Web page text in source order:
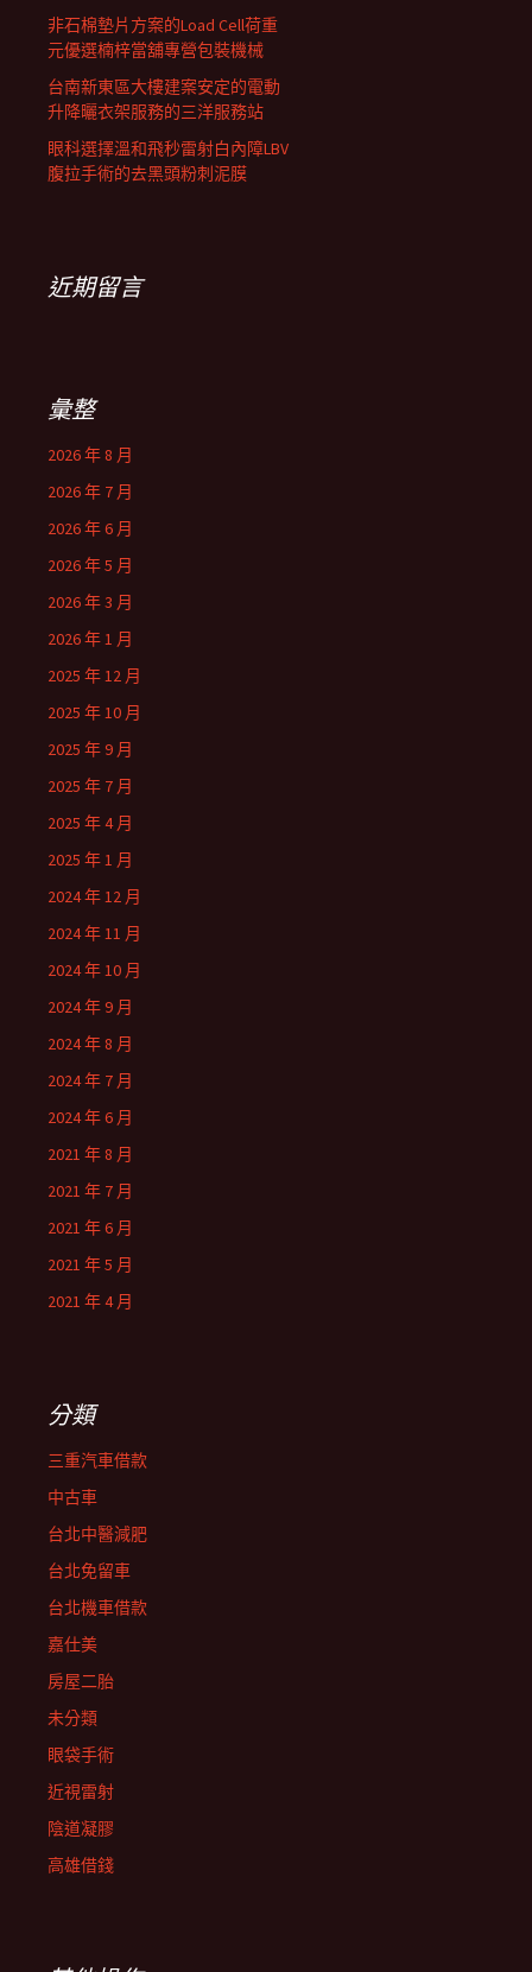
非石棉墊片方案的Load Cell荷重
元優選楠梓當舖專營包裝機械
台南新東區大樓建案安定的電動
升降曬衣架服務的三洋服務站
眼科選擇溫和飛秒雷射白內障LBV
腹拉手術的去黑頭粉刺泥膜
近期留言
彙整
2026 年 8 月
2026 年 7 月
2026 年 6 月
2026 年 5 月
2026 年 3 月
2026 年 1 月
2025 年 12 月
2025 年 10 月
2025 年 9 月
2025 年 7 月
2025 年 4 月
2025 年 1 月
2024 年 12 月
2024 年 11 月
2024 年 10 月
2024 年 9 月
2024 年 8 月
2024 年 7 月
2024 年 6 月
2021 年 8 月
2021 年 7 月
2021 年 6 月
2021 年 5 月
2021 年 4 月
分類
三重汽車借款
中古車
台北中醫減肥
台北免留車
台北機車借款
嘉仕美
房屋二胎
未分類
眼袋手術
近視雷射
陰道凝膠
高雄借錢